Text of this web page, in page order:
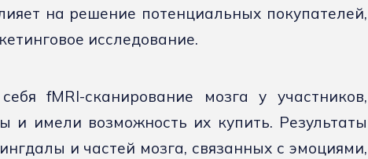
на решение потенциальных покупателей,
исследование.
fMRI-сканирование мозга у участников,
и имели возможность их купить. Результаты
и частей мозга, связанных с эмоциями,